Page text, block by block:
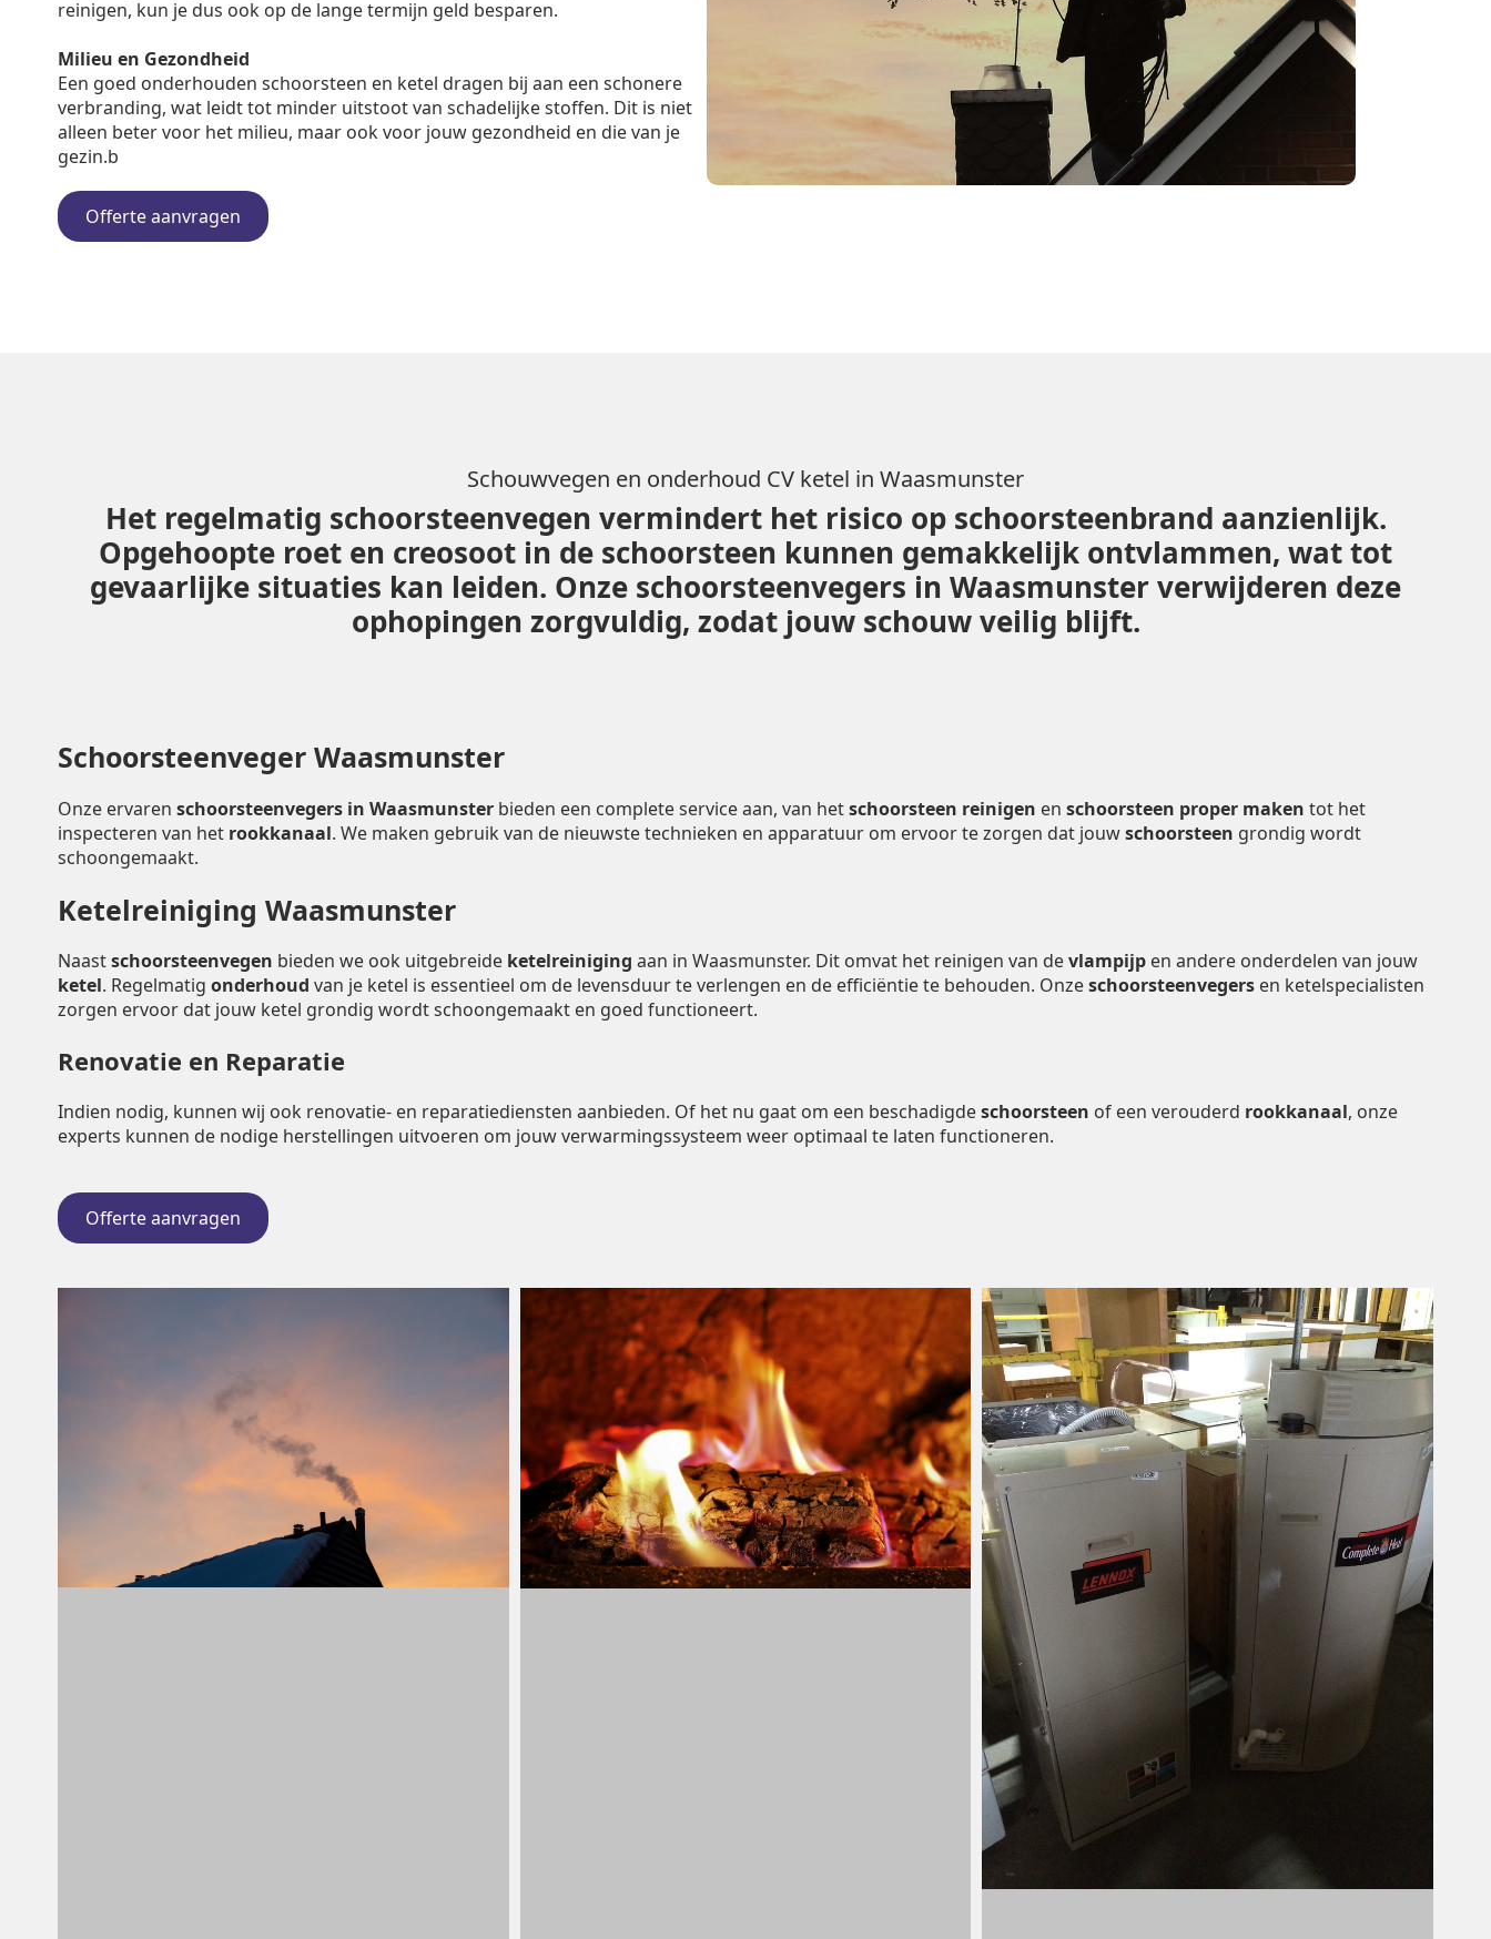
reinigen, kun je dus ook op de lange termijn geld besparen.
Milieu en Gezondheid
Een goed onderhouden schoorsteen en ketel dragen bij aan een schonere
verbranding, wat leidt tot minder uitstoot van schadelijke stoffen. Dit is niet
alleen beter voor het milieu, maar ook voor jouw gezondheid en die van je
gezin.b
Offerte aanvragen
Schouwvegen en onderhoud CV ketel in Waasmunster
Het regelmatig schoorsteenvegen vermindert het risico op schoorsteenbrand aanzienlijk.
Opgehoopte roet en creosoot in de schoorsteen kunnen gemakkelijk ontvlammen, wat tot
gevaarlijke situaties kan leiden. Onze schoorsteenvegers in Waasmunster verwijderen deze
ophopingen zorgvuldig, zodat jouw schouw veilig blijft.
Schoorsteenveger Waasmunster
Onze ervaren schoorsteenvegers in Waasmunster bieden een complete service aan, van hetschoorsteen reinigen en schoorsteen proper maken tot het
inspecteren van het rookkanaal. We maken gebruik van de nieuwste technieken en apparatuur om ervoor te zorgen dat jouwschoorsteen grondig wordt
schoongemaakt.
Ketelreiniging Waasmunster
Naastschoorsteenvegen bieden we ook uitgebreide ketelreiniging aan in Waasmunster. Dit omvat het reinigen van devlampijp en andere onderdelen van jouw
ketel. Regelmatig onderhoud van je ketel is essentieel om de levensduur te verlengen en de efficiëntie te behouden. Onzeschoorsteenvegers en ketelspecialisten
zorgen ervoor dat jouw ketel grondig wordt schoongemaakt en goed functioneert.
Renovatie en Reparatie
Indien nodig, kunnen wij ook renovatie- en reparatiediensten aanbieden. Of het nu gaat om een beschadigdeschoorsteen of een verouderd rookkanaal, onze
experts kunnen de nodige herstellingen uitvoeren om jouw verwarmingssysteem weer optimaal te laten functioneren.
Offerte aanvragen